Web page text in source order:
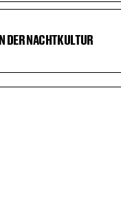
DER NACHTKULTUR